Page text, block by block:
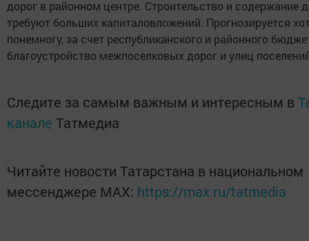
дорог в районном центре. Строительство и содержание
требуют больших капиталовложений. Прогнозируется
понемногу, за счет республиканского и районного
благоустройство межпоселковых дорог и улиц
Следите за самым важным и интересным в
канале Татмедиа
Читайте новости Татарстана в национальном
мессенджере MАХ: https://max.ru/tatmedia